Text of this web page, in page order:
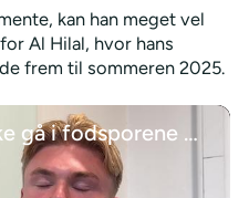
kan han meget vel
Al Hilal, hvor hans
frem til sommeren 2025.
Conrad Harder vil ikke gå i fodsporene på Yussuf Poulsen i Leipzig